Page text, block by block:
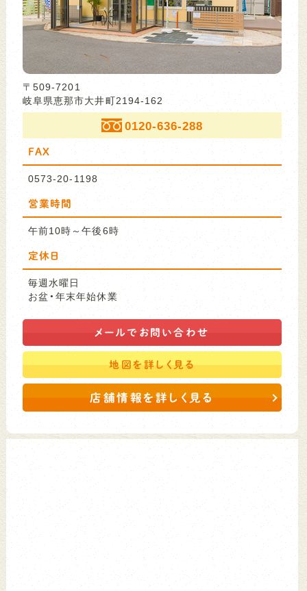
〒509-7201
岐阜県恵那市大井町2194-162
0120-636-288
FAX
0573-20-1198
営業時間
午前10時～午後6時
定休日
毎週水曜日
お盆・年末年始休業
メールで お問い合わせ
地図を詳しく見る
店舗情報を詳しく見る